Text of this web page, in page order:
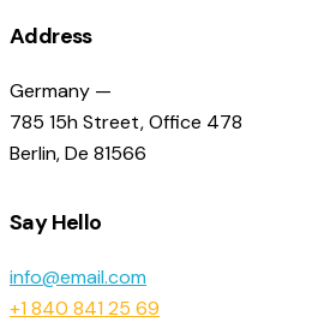
Address
Germany —
785 15h Street, Office 478
Berlin, De 81566
Say Hello
info@email.com
+1 840 841 25 69